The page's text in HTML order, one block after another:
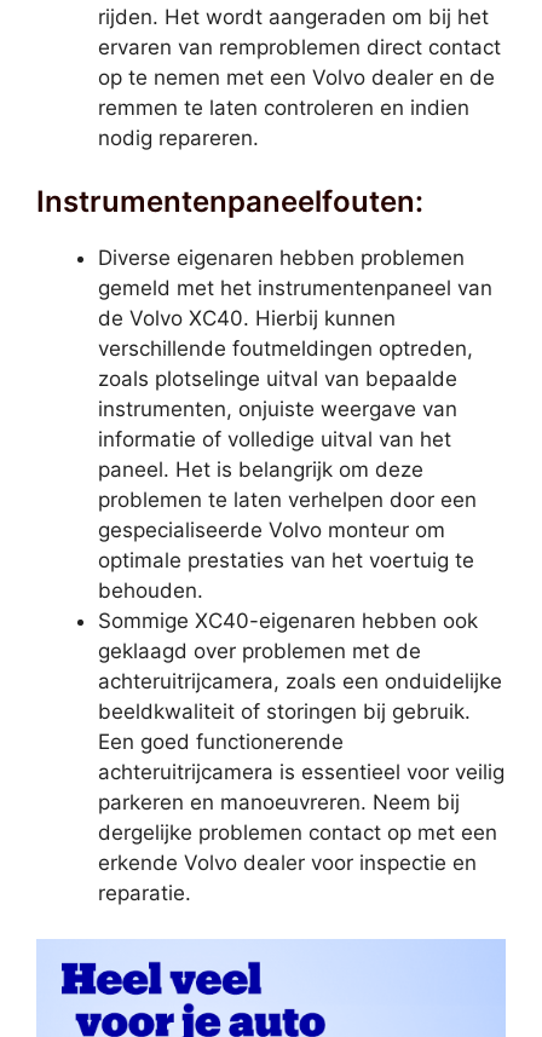
rijden. Het wordt aangeraden om bij het
ervaren van remproblemen direct contact
op te nemen met een Volvo dealer en de
remmen te laten controleren en indien
nodig repareren.
Instrumentenpaneelfouten:
Diverse eigenaren hebben problemen
gemeld met het instrumentenpaneel van
de Volvo XC40. Hierbij kunnen
verschillende foutmeldingen optreden,
zoals plotselinge uitval van bepaalde
instrumenten, onjuiste weergave van
informatie of volledige uitval van het
paneel. Het is belangrijk om deze
problemen te laten verhelpen door een
gespecialiseerde Volvo monteur om
optimale prestaties van het voertuig te
behouden.
Sommige XC40-eigenaren hebben ook
geklaagd over problemen met de
achteruitrijcamera, zoals een onduidelijke
beeldkwaliteit of storingen bij gebruik.
Een goed functionerende
achteruitrijcamera is essentieel voor veilig
parkeren en manoeuvreren. Neem bij
dergelijke problemen contact op met een
erkende Volvo dealer voor inspectie en
reparatie.